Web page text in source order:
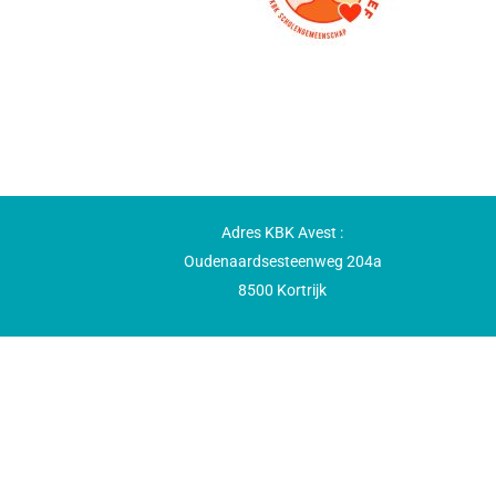
Adres KBK Avest :
Oudenaardsesteenweg 204a
8500 Kortrijk